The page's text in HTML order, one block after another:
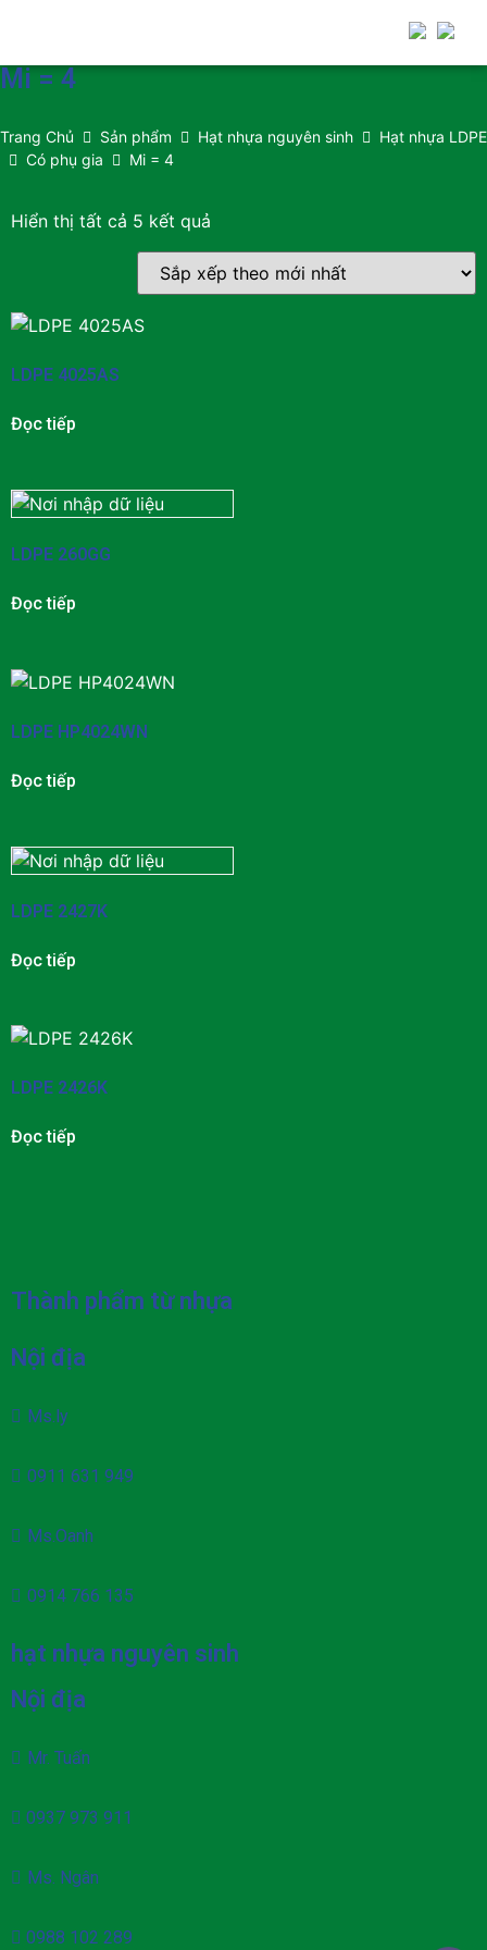
Mi = 4
Trang Chủ Sản phẩm Hạt nhựa nguyên sinh
Hạt nhựa LDPE
Có phụ gia
Mi = 4
Hiển thị tất cả 5 kết quả
LDPE 4025AS
Đọc tiếp
LDPE 260GG
Đọc tiếp
LDPE HP4024WN
Đọc tiếp
LDPE 2427K
Đọc tiếp
LDPE 2426K
Đọc tiếp
Thành phẩm từ nhựa
Nội địa
Ms.ly
0911 631 949
Ms.Oanh
0914 766 135
hạt nhựa nguyên sinh
Nội địa
Mr. Tuấn
0937 973 911
Ms. Ngân
0988 102 289